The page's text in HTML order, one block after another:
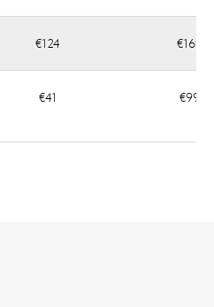
€124 €169
€41 €99